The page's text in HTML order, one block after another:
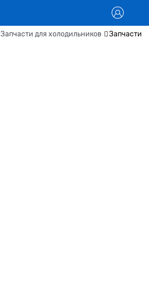
Запчасти для холодильников Запчасти